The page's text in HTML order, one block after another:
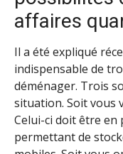
affaires
Il a été expliqué
indispensable de
déménager. Trois
situation. Soit vous
Celui-ci doit être en
permettant de